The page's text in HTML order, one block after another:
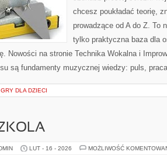
chcesz poukładać teorię,
prowadzące od A do Z. To
tylko praktyczna baza dla
Nowości na stronie Technika Wokalna i
są fundamenty muzycznej wiedzy: puls,
GRY DLA DZIECI
LUT - 16 - 2026 MOŻLIWOŚĆ